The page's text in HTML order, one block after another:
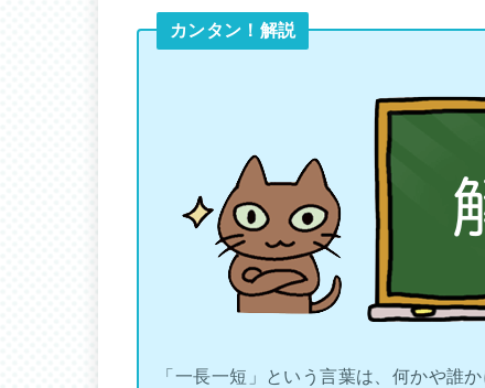
カンタン！解説
「一長一短」という言葉は、何かや誰